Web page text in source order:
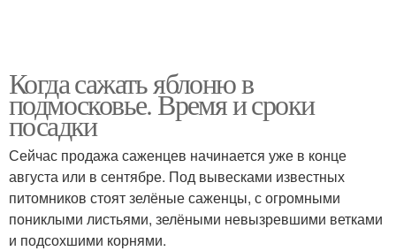
Когда сажать яблоню в
подмосковье. Время и сроки
посадки
Сейчас продажа саженцев начинается уже в конце
августа или в сентябре. Под вывесками известных
питомников стоят зелёные саженцы, с огромными
пониклыми листьями, зелёными невызревшими ветками
и подсохшими корнями.